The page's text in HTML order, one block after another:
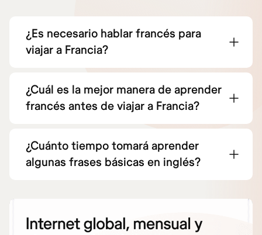
¿Es necesario hablar francés para
viajar a Francia?
¿Cuál es la mejor manera de aprender
francés antes de viajar a Francia?
¿Cuánto tiempo tomará aprender
algunas frases básicas en inglés?